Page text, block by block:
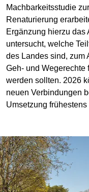
Machbarkeitsstudie
Renaturierung
Ergänzung hierzu das
untersucht, welche
des Landes sind, zum
Geh- und Wegerechte
werden sollten. 2026
neuen Verbindungen
Umsetzung